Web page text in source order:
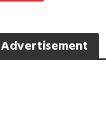
Advertisement